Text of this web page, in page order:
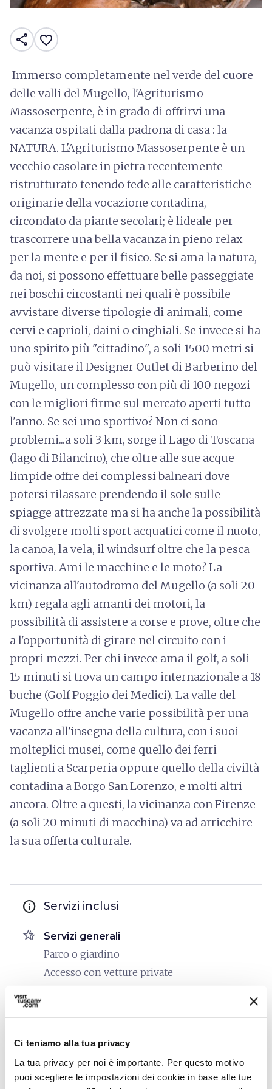
Ci teniamo alla tua privacy
La tua privacy per noi è importante. Per questo motivo
puoi scegliere le impostazioni dei cookie in base alle tue
share favorite_border
Immerso completamente nel verde del cuore
delle valli del Mugello, l'Agriturismo
Massoserpente, è in grado di offrirvi una
vacanza ospitati dalla padrona di casa : la
NATURA. L'Agriturismo Massoserpente è un
vecchio casolare in pietra recentemente
ristrutturato tenendo fede alle caratteristiche
originarie della vocazione contadina,
circondato da piante secolari; è lideale per
trascorrere una bella vacanza in pieno relax
per la mente e per il fisico. Se si ama la natura,
da noi, si possono effettuare belle passeggiate
nei boschi circostanti nei quali è possibile
avvistare diverse tipologie di animali, come
cervi e caprioli, daini o cinghiali. Se invece si ha
uno spirito più "cittadino", a soli 1500 metri si
può visitare il Designer Outlet di Barberino del
Mugello, un complesso con più di 100 negozi
con le migliori firme sul mercato aperti tutto
l'anno. Se sei uno sportivo? Non ci sono
problemi...a soli 3 km, sorge il Lago di Toscana
(lago di Bilancino), che oltre alle sue acque
limpide offre dei complessi balneari dove
potersi rilassare prendendo il sole sulle
spiagge attrezzate ma si ha anche la possibilità
di svolgere molti sport acquatici come il nuoto,
la canoa, la vela, il windsurf oltre che la pesca
sportiva. Ami le macchine e le moto? La
vicinanza all'autodromo del Mugello (a soli 20
km) regala agli amanti dei motori, la
possibilità di assistere a corse e prove, oltre che
a l'opportunità di girare nel circuito con i
propri mezzi. Per chi invece ama il golf, a soli
15 minuti si trova un campo internazionale a 18
buche (Golf Poggio dei Medici). La valle del
Mugello offre anche varie possibilità per una
vacanza all'insegna della cultura, con i suoi
molteplici musei, come quello dei ferri
taglienti a Scarperia oppure quello della civiltà
contadina a Borgo San Lorenzo, e molti altri
ancora. Oltre a questi, la vicinanza con Firenze
(a soli 20 minuti di macchina) va ad arricchire
la sua offerta culturale.
info Servizi inclusi
hotel_class Servizi generali
Parco o giardino
Accesso con vetture private
room_service Accoglienza
Servizio Fax
Carta di credito
Bancomat